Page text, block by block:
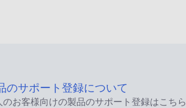
のサポート登録について
のお客様向けの製品のサポート登録はこちら